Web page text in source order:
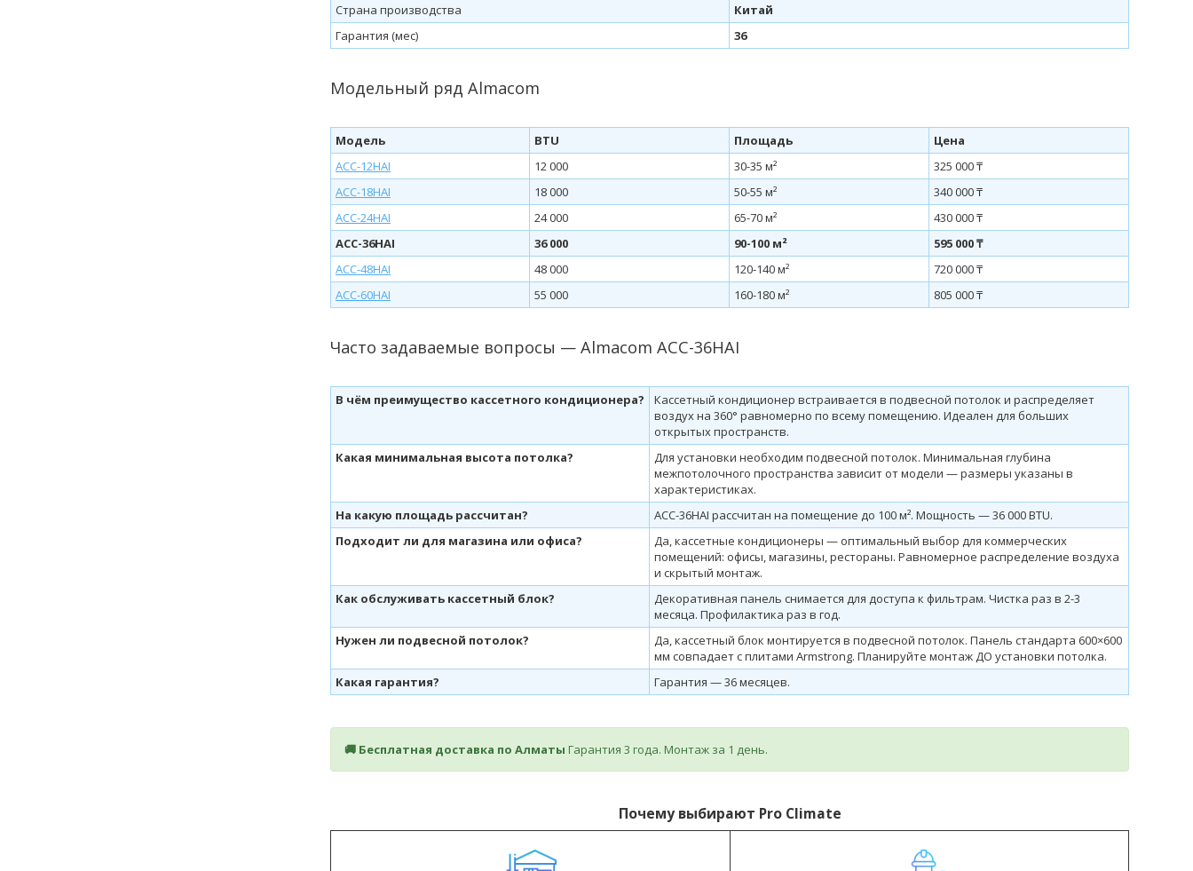
Страна производства
Китай
Гарантия (мес)
36
Модельный ряд Almacom
Модель BTU Площадь
Цена
ACC-12HAI
12 000 30-35 м²
325 000 ₸
ACC-18HAI
18 000 50-55 м²
340 000 ₸
ACC-24HAI
24 000 65-70 м²
430 000 ₸
ACC-36HAI
36 000 90-100 м²
595 000 ₸
ACC-48HAI
48 000 120-140 м²
720 000 ₸
ACC-60HAI
55 000 160-180 м² 805 000 ₸
Часто задаваемые вопросы — Almacom ACC-36HAI
В чём преимущество кассетного кондиционера?
Кассетный кондиционер встраивается в подвесной потолок и распределяет
воздух на 360° равномерно по всему помещению. Идеален для больших
открытых пространств.
Какая минимальная высота потолка?
Для установки необходим подвесной потолок. Минимальная глубина
межпотолочного пространства зависит от модели — размеры указаны в
характеристиках.
На какую площадь рассчитан?
ACC-36HAI рассчитан на помещение до 100 м². Мощность — 36 000 BTU.
Подходит ли для магазина или офиса?
Да, кассетные кондиционеры — оптимальный выбор для коммерческих
помещений: офисы, магазины, рестораны. Равномерное распределение воздуха
и скрытый монтаж.
Как обслуживать кассетный блок?
Декоративная панель снимается для доступа к фильтрам. Чистка раз в 2-3
месяца. Профилактика раз в год.
Нужен ли подвесной потолок?
Да, кассетный блок монтируется в подвесной потолок. Панель стандарта 600×600
мм совпадает с плитами Armstrong. Планируйте монтаж ДО установки потолка.
Какая гарантия?
Гарантия — 36 месяцев.
🚚 Бесплатная доставка по Алматы Гарантия 3 года. Монтаж за 1 день.
Почему выбирают Pro Climate